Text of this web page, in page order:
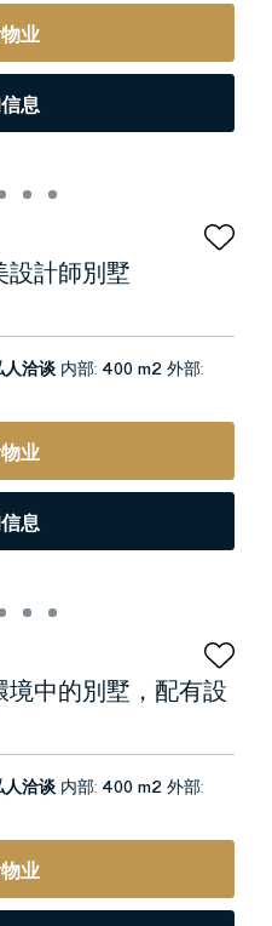
业
息
設計師別墅
人洽谈 内部: 400 m2外部:
业
息
中的別墅，配有設
人洽谈 内部: 400 m2外部:
业